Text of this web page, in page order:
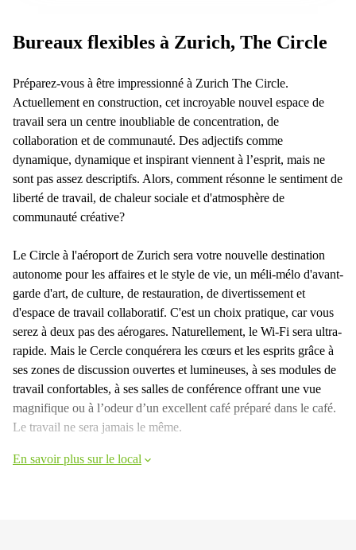
La
Rolle
10 Zürich
Bureaux flexibles à Zurich, The Circle
Préparez-vous à être impressionné à Zurich The Circle.
Actuellement en construction, cet incroyable nouvel espace de
travail sera un centre inoubliable de concentration, de
collaboration et de communauté. Des adjectifs comme
dynamique, dynamique et inspirant viennent à l’esprit, mais ne
sont pas assez descriptifs. Alors, comment résonne le sentiment de
liberté de travail, de chaleur sociale et d'atmosphère de
communauté créative?
Le Circle à l'aéroport de Zurich sera votre nouvelle destination
autonome pour les affaires et le style de vie, un méli-mélo d'avant-
garde d'art, de culture, de restauration, de divertissement et
d'espace de travail collaboratif. C'est un choix pratique, car vous
serez à deux pas des aérogares. Naturellement, le Wi-Fi sera ultra-
rapide. Mais le Cercle conquérera les cœurs et les esprits grâce à
ses zones de discussion ouvertes et lumineuses, à ses modules de
travail confortables, à ses salles de conférence offrant une vue
magnifique ou à l’odeur d’un excellent café préparé dans le café.
Le travail ne sera jamais le même.
En savoir plus sur le local